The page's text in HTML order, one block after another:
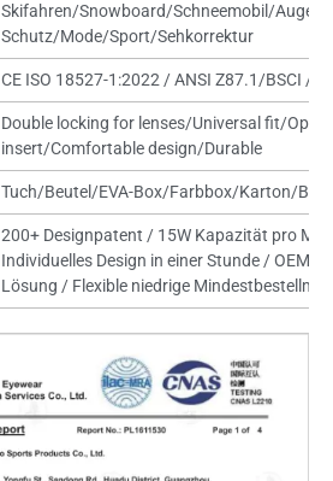
Skifahren/Snowboard/Schneemobil/
Schutz/Mode/Sport/Sehkorrektur
CE ISO 18527-1:2022 / ANSI Z87.1/BSCI /
Double locking for lenses/Universal fit/
insert/Comfortable design/Durable
Tuch/Beutel/EVA-Box/Farbbox/Karton/
200+ Designpatent / 15W Kapazität pro
Individuelles Design in einer Stunde / OEM-
Lösung / Flexible niedrige